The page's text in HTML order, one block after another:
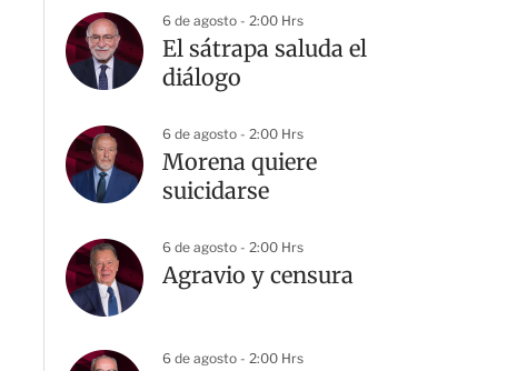
6 de agosto - 2:00 Hrs
El sátrapa saluda el
diálogo
6 de agosto - 2:00 Hrs
Morena quiere
suicidarse
6 de agosto - 2:00 Hrs
Agravio y censura
6 de agosto - 2:00 Hrs